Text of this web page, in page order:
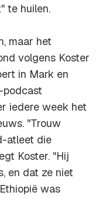
te huilen.
maar het
volgens Koster
in Mark en
podcast
iedere week het
"Trouw
atleet die
Koster. "Hij
en dat ze niet
was